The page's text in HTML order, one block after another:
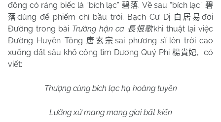
đông có ráng biếc là “bích lạc” 碧落. Về sau “bích lạc”碧
落dùng để phiếm chỉ bầu trời. Bạch Cư Dị 白居易 đời
Đường trong bài Trường hận ca 長恨歌khi thuật lại việc
Đường Huyền Tông 唐玄宗 sai phương sĩ lên trời cao
xuống đất sâu khổ công tìm Dương Quý Phi 楊貴妃, có
viết:
Thượng cùng bích lạc hạ hoàng tuyền
Lưỡng xứ mang mang giai bất kiến